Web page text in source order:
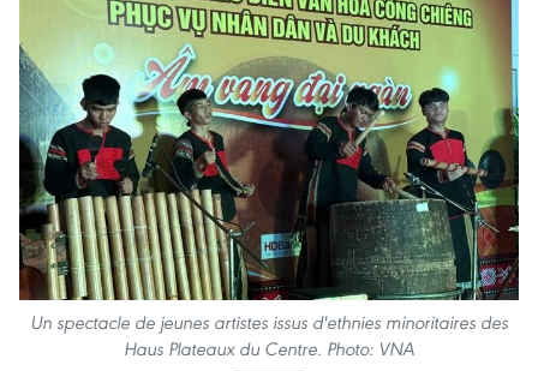
Un spectacle de jeunes artistes issus d'ethnies minoritaires des
Haus Plateaux du Centre. Photo: VNA